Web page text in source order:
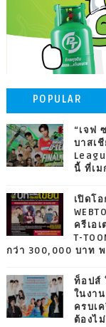
POPULAR
“เจฟ
บาสเ
นี้ ที่เม
เปิดโ
ครีเอ
T-
กว่า 300,000 บาท
ท็อปส์
ในงา
ครบเ
ต้องไ